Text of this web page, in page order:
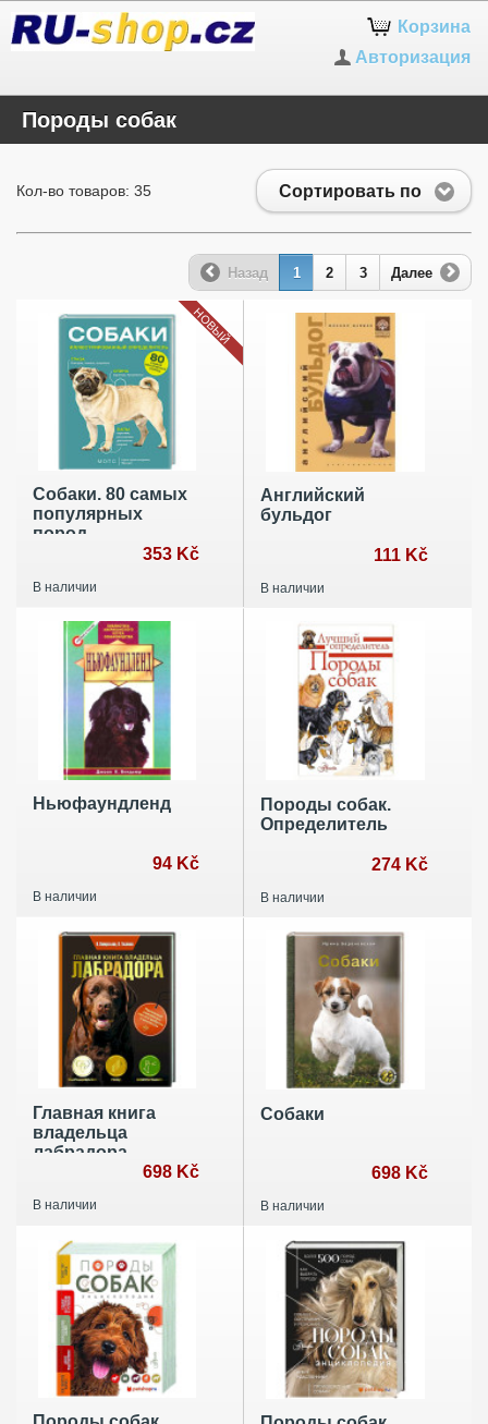
Корзина
Авторизация
Породы собак
Сортировать по
Кол-во товаров: 35
Назад 1 2 3 Далее
Собаки. 80 самых
популярных
пород.
Иллюстрированный
353 Kč
В наличии
НОВЫЙ
Английский
бульдог
111 Kč
В наличии
Ньюфаундленд
94 Kč
В наличии
Породы собак.
Определитель
274 Kč
В наличии
Главная книга
владельца
лабрадора
698 Kč
В наличии
Собаки
698 Kč
В наличии